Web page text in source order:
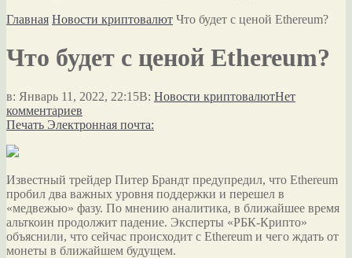
Главная Новости криптовалют Что будет с ценой Ethereum?
Что будет с ценой Ethereum?
в: Январь 11, 2022, 22:15В: Новости криптовалютНет
комментариев
Печать Электронная почта:
Известный трейдер Питер Брандт предупредил, что Ethereum
пробил два важных уровня поддержки и перешел в
«медвежью» фазу. По мнению аналитика, в ближайшее время
альткоин продолжит падение. Эксперты «РБК-Крипто»
объяснили, что сейчас происходит с Ethereum и чего ждать от
монеты в ближайшем будущем.